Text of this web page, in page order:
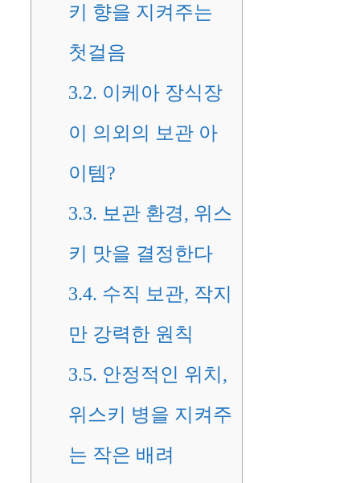
키 향을 지켜주는
첫걸음
3.2. 이케아 장식장
이 의외의 보관 아
이템?
3.3. 보관 환경, 위스
키 맛을 결정한다
3.4. 수직 보관, 작지
만 강력한 원칙
3.5. 안정적인 위치,
위스키 병을 지켜주
는 작은 배려